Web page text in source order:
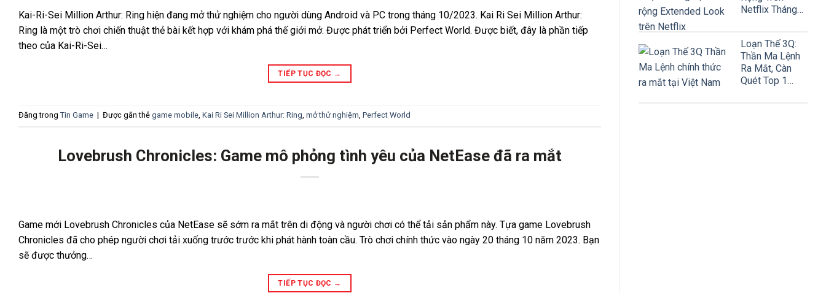
Kai-Ri-Sei Million Arthur: Ring hiện đang mở thử nghiệm cho người dùng Android và PC trong tháng 10/2023. Kai Ri Sei Million Arthur:
Ring là một trò chơi chiến thuật thẻ bài kết hợp với khám phá thế giới mở. Được phát triển bởi Perfect World. Được biết, đây là phần tiếp
theo của Kai-Ri-Sei…
TIẾP TỤC ĐỌC →
Đăng trong Tin Game | Được gắn thẻ game mobile, Kai Ri Sei Million Arthur: Ring, mở thử nghiệm, Perfect World
Lovebrush Chronicles: Game mô phỏng tình yêu của NetEase đã ra mắt
Game mới Lovebrush Chronicles của NetEase sẽ sớm ra mắt trên di động và người chơi có thể tải sản phẩm này. Tựa game Lovebrush
Chronicles đã cho phép người chơi tải xuống trước trước khi phát hành toàn cầu. Trò chơi chính thức vào ngày 20 tháng 10 năm 2023. Bạn
sẽ được thưởng…
TIẾP TỤC ĐỌC →
Netflix Tháng
Loạn Thế 3Q:
Thần Ma Lệnh
Ra Mắt, Càn
Quét Top 1